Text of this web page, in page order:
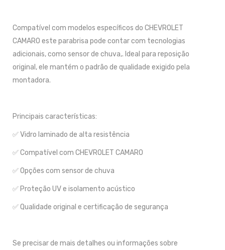
Compatível com modelos específicos do CHEVROLET
CAMARO este parabrisa pode contar com tecnologias
adicionais, como sensor de chuva,. Ideal para reposição
original, ele mantém o padrão de qualidade exigido pela
montadora.
Principais características:
✅ Vidro laminado de alta resistência
✅ Compatível com CHEVROLET CAMARO
✅ Opções com sensor de chuva
✅ Proteção UV e isolamento acústico
✅ Qualidade original e certificação de segurança
Se precisar de mais detalhes ou informações sobre